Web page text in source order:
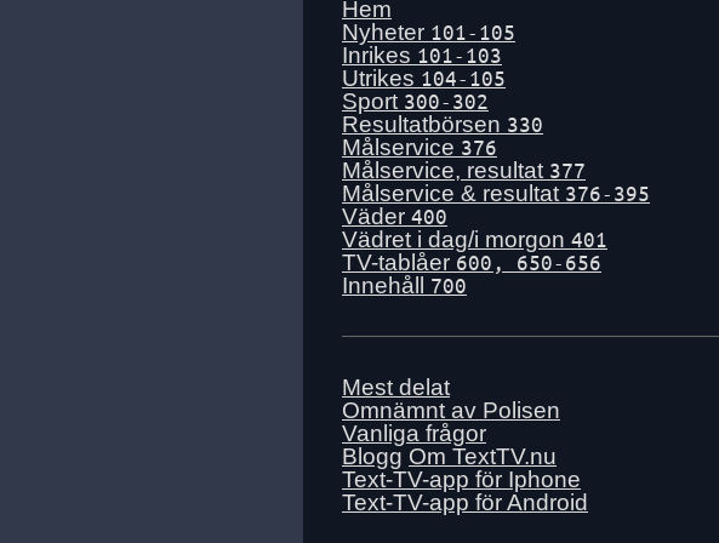
Tors 16 juli
Ons 15 juli
Tis 14 juli
Mån 13 juli
Sön 12 juli
Lör 11 juli
Fre 10 juli
Tors 9 juli
Ons 8 juli
Mån 6 juli
Sön 5 juli
Lör 4 juli
Fre 3 juli
Tors 2 juli
Ons 1 juli
Hem
Nyheter 101-105
Inrikes 101-103
Utrikes 104-105
Sport 300-302
Resultatbörsen 330
Målservice 376
Målservice, resultat 377
Målservice & resultat 376-395
Väder 400
Vädret i dag/i morgon 401
TV-tablåer 600, 650-656
Innehåll 700
Mest delat
Omnämnt av Polisen
Vanliga frågor
Blogg Om TextTV.nu
Text-TV-app för Iphone
Text-TV-app för Android